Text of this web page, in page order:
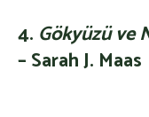
4. Gökyüzü ve
– Sarah J. Maas